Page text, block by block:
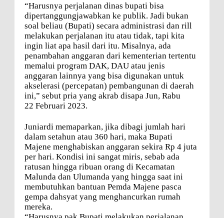
“Harusnya perjalanan dinas bupati bisa
dipertanggungjawabkan ke publik. Jadi bukan
soal beliau (Bupati) secara administrasi dan rill
melakukan perjalanan itu atau tidak, tapi kita
ingin liat apa hasil dari itu. Misalnya, ada
penambahan anggaran dari kementerian tertentu
memalui program DAK, DAU atau jenis
anggaran lainnya yang bisa digunakan untuk
akselerasi (percepatan) pembangunan di daerah
ini,” sebut pria yang akrab disapa Jun, Rabu
22 Februari 2023.
Juniardi memaparkan, jika dibagi jumlah hari
dalam setahun atau 360 hari, maka Bupati
Majene menghabiskan anggaran sekira Rp 4 juta
per hari. Kondisi ini sangat miris, sebab ada
ratusan hingga ribuan orang di Kecamatan
Malunda dan Ulumanda yang hingga saat ini
membutuhkan bantuan Pemda Majene pasca
gempa dahsyat yang menghancurkan rumah
mereka.